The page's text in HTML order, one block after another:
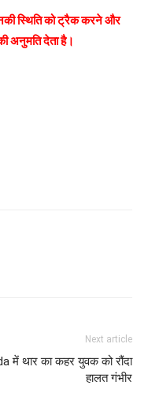
स्थिति को ट्रैक करने और
अनुमति देता है।
Next article
में थार का कहर युवक को रौंदा
हालत गंभीर